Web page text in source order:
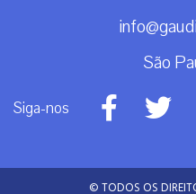
São
Siga-nos
© TODOS OS